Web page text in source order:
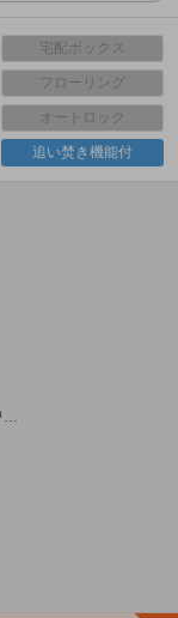
宅配ボックス
フローリング
オートロック
追い焚き機能付